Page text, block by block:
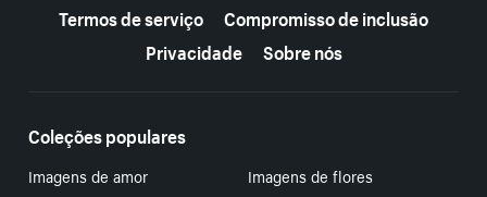
Termos de serviço
Compromisso de inclusão
Privacidade
Sobre nós
Coleções populares
Imagens de amor
Imagens de flores